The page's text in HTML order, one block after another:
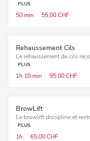
PLUS
50 min 55,00 CHF
Rehaussement Cils
Le rehaussement de cils
PLUS
1h 10 min 95,00 CHF
BrowLift
Le browlift discipline et
PLUS
1h 65,00 CHF